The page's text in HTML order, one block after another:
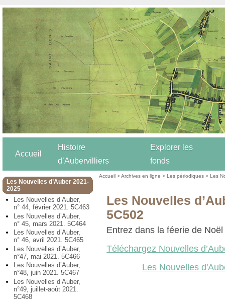
Accueil
Histoire
d’Aubervilliers
Explorer les
fonds
Les Nouvelles d’Auber 2021-
2025
Les Nouvelles d’Auber,
n° 44, février 2021. 5C463
Les Nouvelles d’Auber,
n° 45, mars 2021. 5C464
Les Nouvelles d’Auber,
n° 46, avril 2021. 5C465
Les Nouvelles d’Auber,
n°47, mai 2021. 5C466
Les Nouvelles d’Auber,
n°48, juin 2021. 5C467
Les Nouvelles d’Auber,
n°49, juillet-août 2021.
5C468
Accueil >Archives en ligne >Les périodiques >Les
Les Nouvelles
5C502
Entrez dans la féerie de Noël
Téléchargez Nouvelles
Les Nouvelles